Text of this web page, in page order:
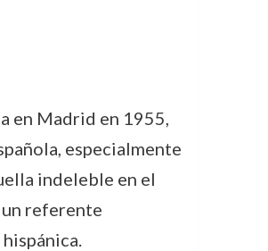
en Madrid en 1955,
especialmente
indeleble en el
un referente